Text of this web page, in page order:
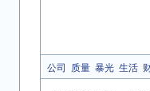
公司 质量 暴光 生活